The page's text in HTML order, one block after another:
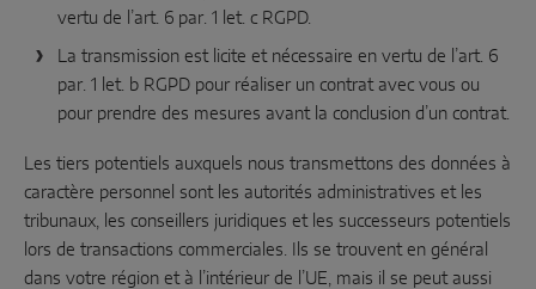
vertu de l’art. 6 par. 1 let. c RGPD.
La transmission est licite et nécessaire en vertu de l’art. 6
par. 1 let. b RGPD pour réaliser un contrat avec vous ou
pour prendre des mesures avant la conclusion d’un contrat.
Les tiers potentiels auxquels nous transmettons des données à
caractère personnel sont les autorités administratives et les
tribunaux, les conseillers juridiques et les successeurs potentiels
lors de transactions commerciales. Ils se trouvent en général
dans votre région et à l’intérieur de l’UE, mais il se peut aussi